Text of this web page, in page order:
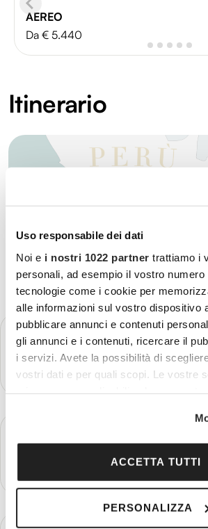
Uso responsabile dei dati
Noi e i nostri 1022 partner trattiamo i
personali, ad esempio il vostro numero
tecnologie come i cookie per
alle informazioni sul vostro dispositivo
pubblicare annunci e contenuti
gli annunci e i contenuti, ricercare il
i servizi. Avete la possibilità di
vostri dati e per quali scopi. Le vostre
modificare o revocare il proprio
momento dalla Dichiarazione sui
sull'icona di attivazione della privacy.
Con il tuo consenso, vorremmo anche:
raccogliere informazioni sulla
geografica, con
ACCETTA TUTTI
PERSONALIZZA
AEREO
Da € 5.440
Itinerario
GIORNO 1
Partenza - Lima
Più dettagli